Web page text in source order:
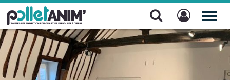
Pollet Anim'